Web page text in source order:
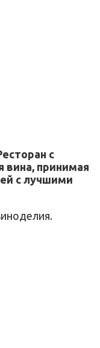
с
вина, принимая
с лучшими